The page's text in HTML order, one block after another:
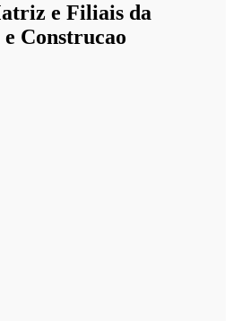
e Filiais da
Construcao